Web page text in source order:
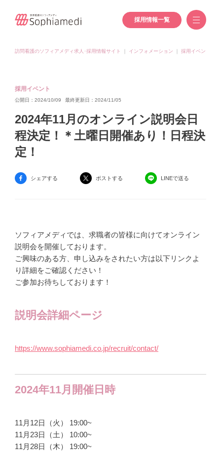
採用情報一覧
訪問看護のソフィアメディ求人･採用情報サイト インフォメーション 採用イベント
採用イベント
公開日：2024/10/09 最終更新日：2024/11/05
2024年11月のオンライン説明会日
程決定！＊土曜日開催あり！日程決
定！
シェアする ポストする LINEで送る
ソフィアメディでは、求職者の皆様に向けてオンライン
説明会を開催しております。
ご興味のある方、申し込みをされたい方は以下リンクよ
り詳細をご確認ください！
ご参加お待ちしております！
説明会詳細ページ
https://www.sophiamedi.co.jp/recruit/contact/
2024年11月開催日時
11月12日（火） 19:00~
11月23日（土） 10:00~
11月28日（木） 19:00~